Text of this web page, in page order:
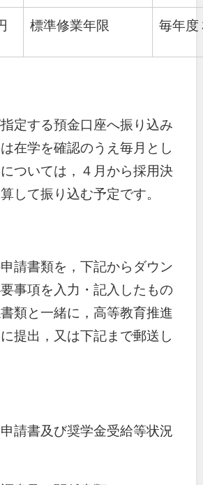
標準修業年限 毎年度
する預金口座へ振り込み
在学を確認のうえ毎月とし
ついては，４月から採用決
して振り込む予定です。
書類を，下記からダウン
事項を入力・記入したもの
類と一緒に，高等教育推進
提出，又は下記まで郵送し
請書及び奨学金受給等状況